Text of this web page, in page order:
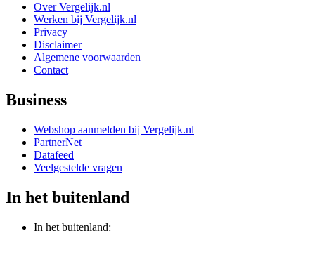
Over Vergelijk.nl
Werken bij Vergelijk.nl
Privacy
Disclaimer
Algemene voorwaarden
Contact
Business
Webshop aanmelden bij Vergelijk.nl
PartnerNet
Datafeed
Veelgestelde vragen
In het buitenland
In het buitenland: